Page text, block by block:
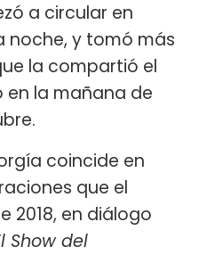
a circular en
noche, y tomó más
la compartió el
en la mañana de
coincide en
que el
2018, en diálogo
Show del